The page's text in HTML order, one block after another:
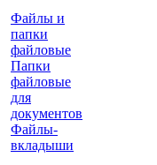
Файлы и
папки
файловые
Папки
файловые
для
документов
Файлы-
вкладыши